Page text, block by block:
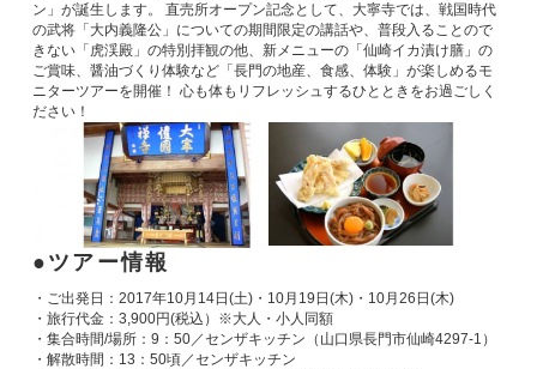
ン」が誕生します。 直売所オープン記念として、大寧寺では、戦国時代
の武将「大内義隆公」についての期間限定の講話や、普段入ることので
きない「虎渓殿」の特別拝観の他、新メニューの「仙崎イカ漬け膳」の
ご賞味、醤油づくり体験など「長門の地産、食感、体験」が楽しめるモ
ニターツアーを開催！ 心も体もリフレッシュするひとときをお過ごしく
ださい！
ツアー情報
・ご出発日：2017年10月14日(土)・10月19日(木)・10月26日(木)
・旅行代金：3,900円(税込）※大人・小人同額
・集合時間/場所：9：50／センザキッチン（山口県長門市仙崎4297-1）
・解散時間：13：50頃／センザキッチン